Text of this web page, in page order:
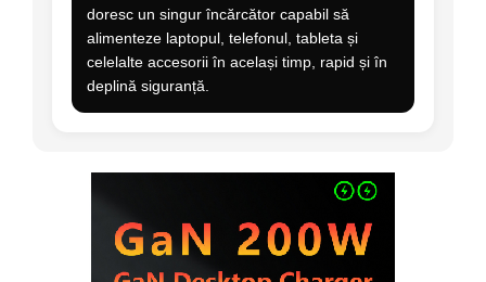
doresc un singur încărcător capabil să
alimenteze laptopul, telefonul, tableta și
celelalte accesorii în același timp, rapid și în
deplină siguranță.